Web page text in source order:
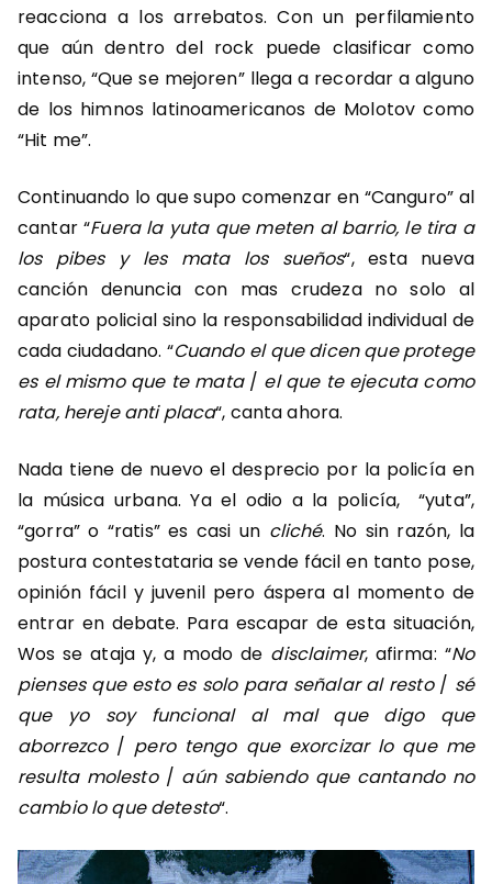
reacciona a los arrebatos. Con un perfilamiento
que aún dentro del rock puede clasificar como
intenso, “Que se mejoren” llega a recordar a alguno
de los himnos latinoamericanos de Molotov como
“Hit me”.
Continuando lo que supo comenzar en “Canguro” al
cantar “Fuera la yuta que meten al barrio, le tira a
los pibes y les mata los sueños“, esta nueva
canción denuncia con mas crudeza no solo al
aparato policial sino la responsabilidad individual de
cada ciudadano. “Cuando el que dicen que protege
es el mismo que te mata/ el que te ejecuta como
rata, hereje anti placa“, canta ahora.
Nada tiene de nuevo el desprecio por la policía en
la música urbana. Ya el odio a la policía, “yuta”,
“gorra” o “ratis” es casi un cliché. No sin razón, la
postura contestataria se vende fácil en tanto pose,
opinión fácil y juvenil pero áspera al momento de
entrar en debate. Para escapar de esta situación,
Wos se ataja y, a modo de disclaimer, afirma: “No
pienses que esto es solo para señalar al resto/ sé
que yo soy funcional al mal que digo que
aborrezco/ pero tengo que exorcizar lo que me
resulta molesto/ aún sabiendo que cantando no
cambio lo que detesto“.